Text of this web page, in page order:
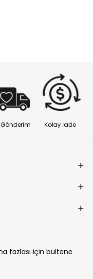
Gönderim Kolay İade
fazlası için bültene